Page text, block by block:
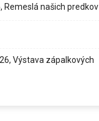
Remeslá našich predkov
Výstava zápalkových